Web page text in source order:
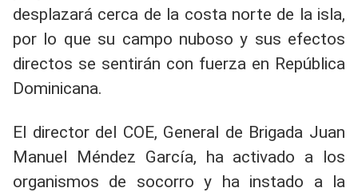
desplazará cerca de la costa norte de la isla,
por lo que su campo nuboso y sus efectos
directos se sentirán con fuerza en República
Dominicana.
​El director del COE, General de Brigada Juan
Manuel Méndez García, ha activado a los
organismos de socorro y ha instado a la